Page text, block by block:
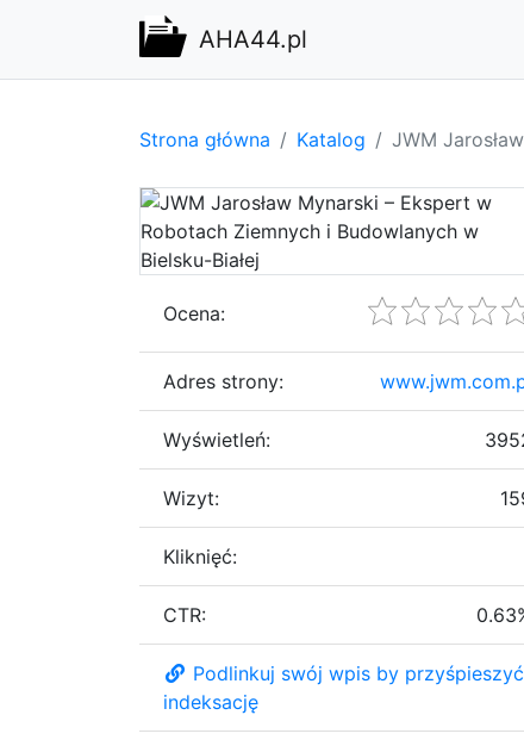
AHA44.pl
Strona główna Katalog JWM
Ocena:
Adres strony:
Wyświetleń:
Wizyt:
Kliknięć:
CTR:
Podlinkuj swój wpis by przyśpieszyć
indeksację